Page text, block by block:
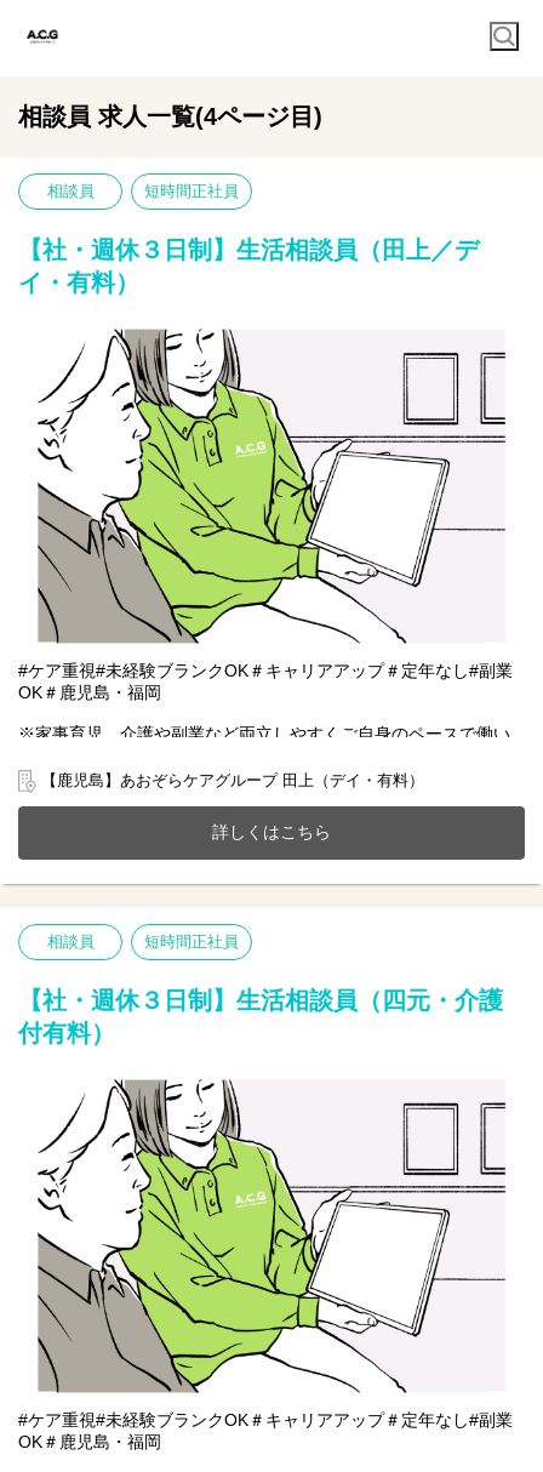
相談員 求人一覧(4ページ目)
相談員 短時間正社員
【社・週休３日制】生活相談員（田上／デ
イ・有料）
#ケア重視#未経験ブランクOK＃キャリアアップ＃定年なし#副業
OK＃鹿児島・福岡
※家事育児、介護や副業など両立しやすくご自身のペースで働い
鹿児島市田上にある有料老人ホーム(全26室)とデイサービス(定員
20～70代まで幅広い年齢層の方が活躍中です。
今までのご経験やスキルを当社で発揮して頂ける方を募集してい
ます。
【仕事内容】相談業務全般 ※夜勤は希望者のみ
〇利用者様や家族様の相談窓口
〇介助サポートなど
※初めての方は先輩が丁寧にサポートしますのでご安心ください
★
【鹿児島】あおぞらケアグループ 田上（デイ・有料）
詳しくはこちら
相談員 短時間正社員
【社・週休３日制】生活相談員（四元・介護
付有料）
#ケア重視#未経験ブランクOK＃キャリアアップ＃定年なし#副業
OK＃鹿児島・福岡